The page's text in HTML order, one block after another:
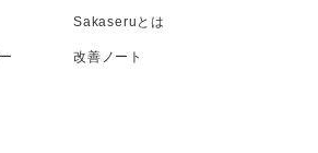
Sakaseruとは
改善ノート